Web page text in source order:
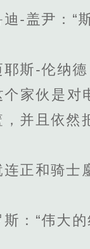
盖尹：“斯
-伦纳德：
个家伙是对
，并且依然
和骑士鏖
“伟大的